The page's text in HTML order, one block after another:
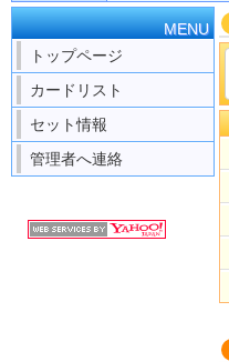
MENU
トップページ
カードリスト
セット情報
管理者へ連絡